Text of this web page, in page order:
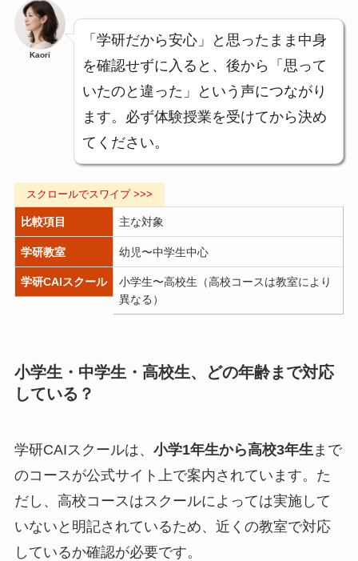
Kaori
「学研だから安心」と思ったまま中身
を確認せずに入ると、後から「思って
いたのと違った」という声につながり
ます。必ず体験授業を受けてから決め
てください。
比較項目
学研教室
学研CAIスクール
主な対象
幼児〜中学生中心
小学生〜高校生（高校コースは教室により
異なる）
小学生・中学生・高校生、どの年齢まで対応
している？
学研CAIスクールは、 小学1年生から高校3年生 まで
のコースが公式サイト上で案内されています。た
だし、高校コースはスクールによっては実施して
いないと明記されているため、近くの教室で対応
しているか確認が必要です。